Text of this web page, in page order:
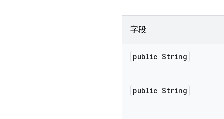
字段
public String
public String